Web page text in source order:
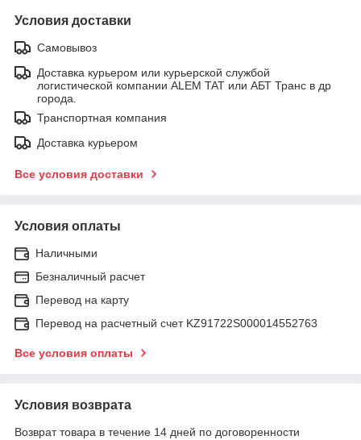
Условия доставки
Самовывоз
Доставка курьером или курьерской службой
логистической компании ALEM TAT или АБТ Транс в др
города.
Транспортная компания
Доставка курьером
Все условия доставки
Условия оплаты
Наличными
Безналичный расчет
Перевод на карту
Перевод на расчетный счет KZ91722S000014552763
Все условия оплаты
Условия возврата
Возврат товара в течение 14 дней по договоренности